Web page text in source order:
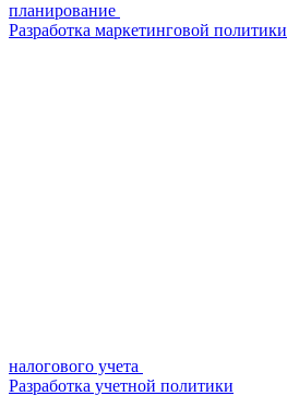
планирование
Разработка маркетинговой политики
налогового учета
Разработка учетной политики